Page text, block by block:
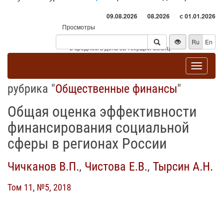
09.08.2026 08.2026 с 01.01.2026
Просмотры
Посетители
* - в среднем в день за текущий месяц
Ru En
Toggle
рубрика "Общественные финансы"
Общая оценка эффективности
финансирования социальной
сферы в регионах России
Чичканов В.П., Чистова Е.В., Тырсин А.Н.
Том 11, №5, 2018